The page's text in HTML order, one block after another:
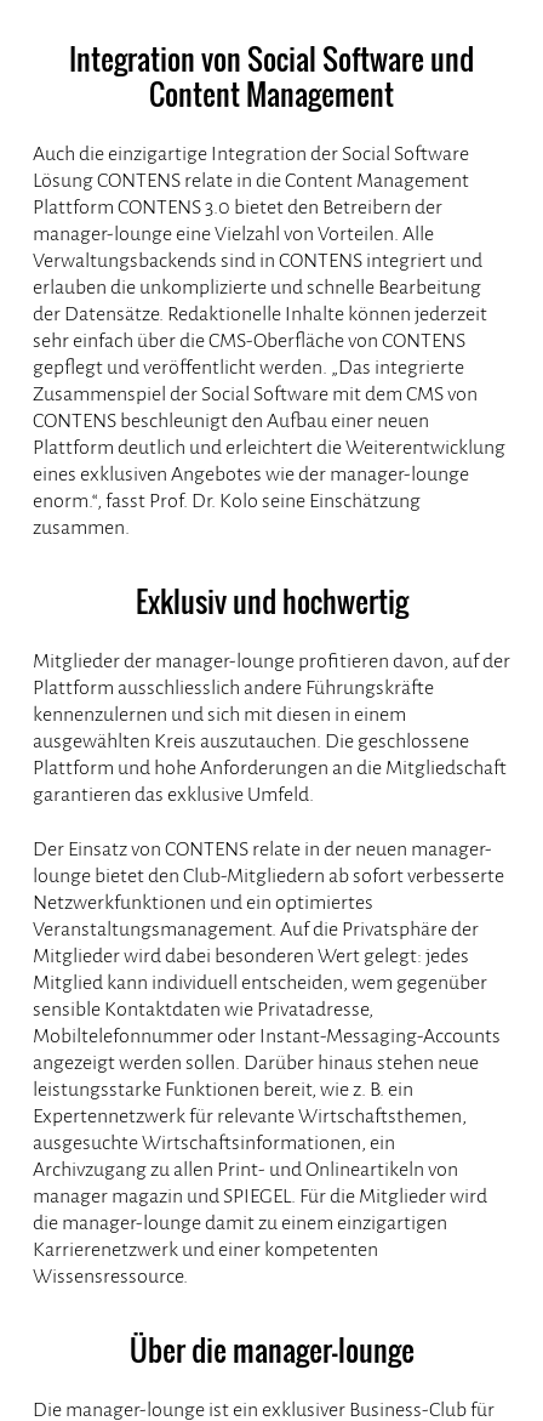
Integration von Social Software und
Content Management
Auch die einzigartige Integration der Social Software
Lösung CONTENS relate in die Content Management
Plattform CONTENS 3.0 bietet den Betreibern der
manager-lounge eine Vielzahl von Vorteilen. Alle
Verwaltungsbackends sind in CONTENS integriert und
erlauben die unkomplizierte und schnelle Bearbeitung
der Datensätze. Redaktionelle Inhalte können jederzeit
sehr einfach über die CMS-Oberfläche von CONTENS
gepflegt und veröffentlicht werden. „Das integrierte
Zusammenspiel der Social Software mit dem CMS von
CONTENS beschleunigt den Aufbau einer neuen
Plattform deutlich und erleichtert die Weiterentwicklung
eines exklusiven Angebotes wie der manager-lounge
enorm.“, fasst Prof. Dr. Kolo seine Einschätzung
zusammen.
Exklusiv und hochwertig
Mitglieder der manager-lounge profitieren davon, auf der
Plattform ausschliesslich andere Führungskräfte
kennenzulernen und sich mit diesen in einem
ausgewählten Kreis auszutauchen. Die geschlossene
Plattform und hohe Anforderungen an die Mitgliedschaft
garantieren das exklusive Umfeld.
Der Einsatz von CONTENS relate in der neuen manager-
lounge bietet den Club-Mitgliedern ab sofort verbesserte
Netzwerkfunktionen und ein optimiertes
Veranstaltungsmanagement. Auf die Privatsphäre der
Mitglieder wird dabei besonderen Wert gelegt: jedes
Mitglied kann individuell entscheiden, wem gegenüber
sensible Kontaktdaten wie Privatadresse,
Mobiltelefonnummer oder Instant-Messaging-Accounts
angezeigt werden sollen. Darüber hinaus stehen neue
leistungsstarke Funktionen bereit, wie z. B. ein
Expertennetzwerk für relevante Wirtschaftsthemen,
ausgesuchte Wirtschaftsinformationen, ein
Archivzugang zu allen Print- und Onlineartikeln von
manager magazin und SPIEGEL. Für die Mitglieder wird
die manager-lounge damit zu einem einzigartigen
Karrierenetzwerk und einer kompetenten
Wissensressource.
Über die manager-lounge
Die manager-lounge ist ein exklusiver Business-Club für